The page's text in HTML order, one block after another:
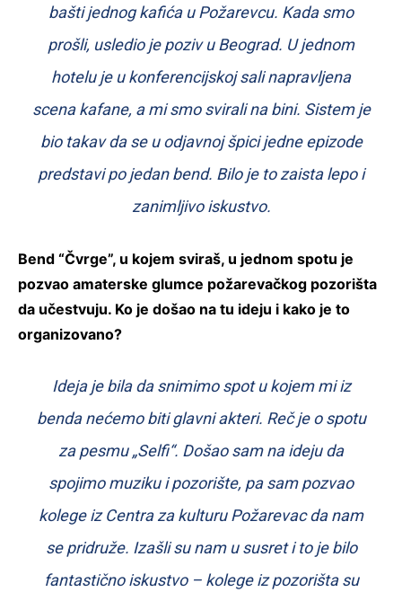
bašti jednog kafića u Požarevcu. Kada smo
prošli, usledio je poziv u Beograd. U jednom
hotelu je u konferencijskoj sali napravljena
scena kafane, a mi smo svirali na bini. Sistem je
bio takav da se u odjavnoj špici jedne epizode
predstavi po jedan bend. Bilo je to zaista lepo i
zanimljivo iskustvo.
Bend “Čvrge”, u kojem sviraš, u jednom spotu je
pozvao amaterske glumce požarevačkog pozorišta
da učestvuju. Ko je došao na tu ideju i kako je to
organizovano?
Ideja je bila da snimimo spot u kojem mi iz
benda nećemo biti glavni akteri. Reč je o spotu
za pesmu „Selfi“. Došao sam na ideju da
spojimo muziku i pozorište, pa sam pozvao
kolege iz Centra za kulturu Požarevac da nam
se pridruže. Izašli su nam u susret i to je bilo
fantastično iskustvo – kolege iz pozorišta su